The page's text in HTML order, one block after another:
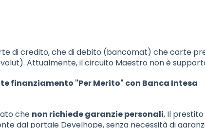
di credito, che di debito (bancomat) che carte
Attualmente, il circuito Maestro non è
finanziamento "Per Merito" con Banca Intesa
che non richiede garanzie personali, Il
dal portale Develhope, senza necessità di